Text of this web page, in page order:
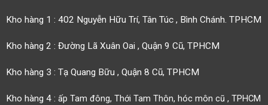
Kho hàng 1 : 402 Nguyễn Hữu Trí, Tân Túc , Bình Chánh. TPHCM
Kho hàng 2 : Đường Lã Xuân Oai , Quận 9 Cũ, TPHCM
Kho hàng 3 : Tạ Quang Bữu , Quận 8 Cũ, TPHCM
Kho hàng 4 : ấp Tam đông, Thới Tam Thôn, hóc môn cũ , TPHCM